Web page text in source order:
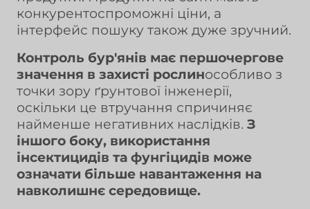
конкурентоспроможні ціни, а
інтерфейс пошуку також дуже зручний.
Контроль бур'янів має першочергове
значення в захисті рослинособливо з
точки зору ґрунтової інженерії,
оскільки це втручання спричиняє
найменше негативних наслідків. З
іншого боку, використання
інсектицидів та фунгіцидів може
означати більше навантаження на
навколишнє середовище.